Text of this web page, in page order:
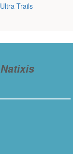
Trails